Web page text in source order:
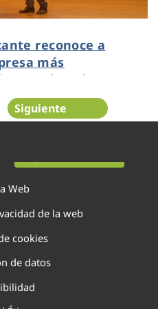
reconoce a
más
la Gala
Siguiente
Web
de la web
cookies
de datos